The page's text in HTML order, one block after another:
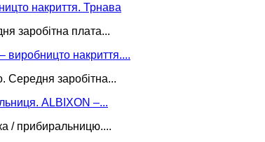
накриття. Трнава
заробітна плата...
виробницто накриття....
Середня заробітна...
ALBIXON –...
/ прибиральницю....